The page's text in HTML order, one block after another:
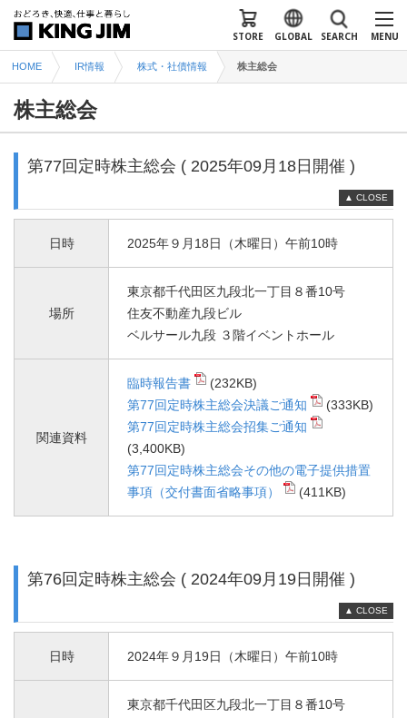
MENU
SEARCH
GLOBAL
STORE
HOME IR情報 株式・社債情報 株主総会
株主総会
第77回定時株主総会 ( 2025年09月18日開催 )
▲ CLOSE
日時 2025年９月18日（木曜日）午前10時
場所
東京都千代田区九段北一丁目８番10号
住友不動産九段ビル
ベルサール九段 ３階イベントホール
関連資料
臨時報告書
(232KB)
第77回定時株主総会決議ご通知
(333KB)
第77回定時株主総会招集ご通知
(3,400KB)
第77回定時株主総会その他の電子提供措置
事項（交付書面省略事項）
(411KB)
第76回定時株主総会 ( 2024年09月19日開催 )
▲ CLOSE
日時 2024年９月19日（木曜日）午前10時
東京都千代田区九段北一丁目８番10号